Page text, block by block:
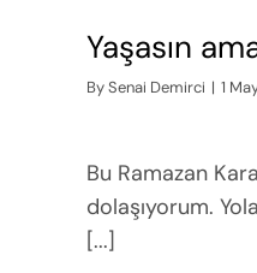
Yaşasın
BySenai Demirci | 1
Bu Ramazan
dolaşıyorum.
[...]